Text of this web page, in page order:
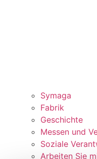
Symaga
Fabrik
Geschichte
Messen und
Soziale
Arbeiten Sie